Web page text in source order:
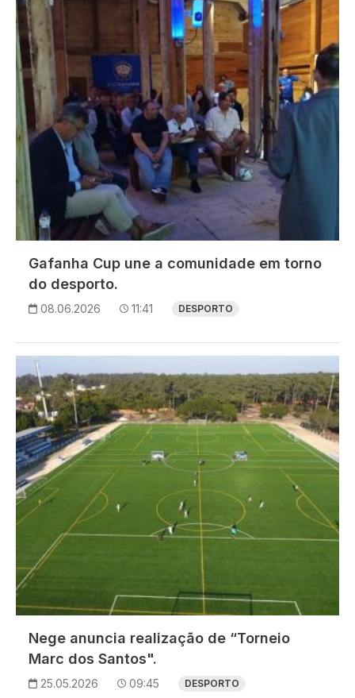
Gafanha Cup une a comunidade em torno
do desporto.
08.06.2026 11:41 DESPORTO
Imagem
Nege anuncia realização de “Torneio
Marc dos Santos".
25.05.2026 09:45 DESPORTO